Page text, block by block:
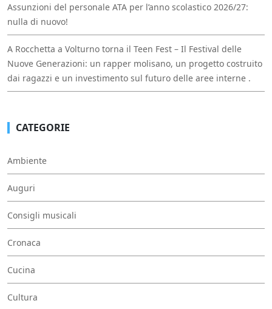
Assunzioni del personale ATA per l’anno scolastico 2026/27:
nulla di nuovo!
A Rocchetta a Volturno torna il Teen Fest – Il Festival delle
Nuove Generazioni: un rapper molisano, un progetto costruito
dai ragazzi e un investimento sul futuro delle aree interne .
CATEGORIE
Ambiente
Auguri
Consigli musicali
Cronaca
Cucina
Cultura